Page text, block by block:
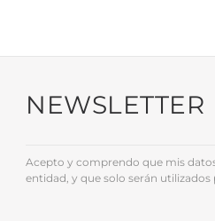
NEWSLETTER
Acepto y comprendo que mis
entidad, y que solo serán